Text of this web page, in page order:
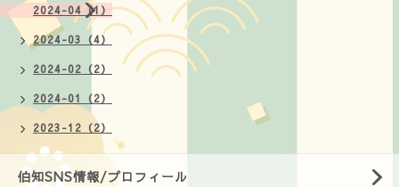
2024-04（1）
2024-03（4）
2024-02（2）
2024-01（2）
2023-12（2）
伯知SNS情報/プロフィール